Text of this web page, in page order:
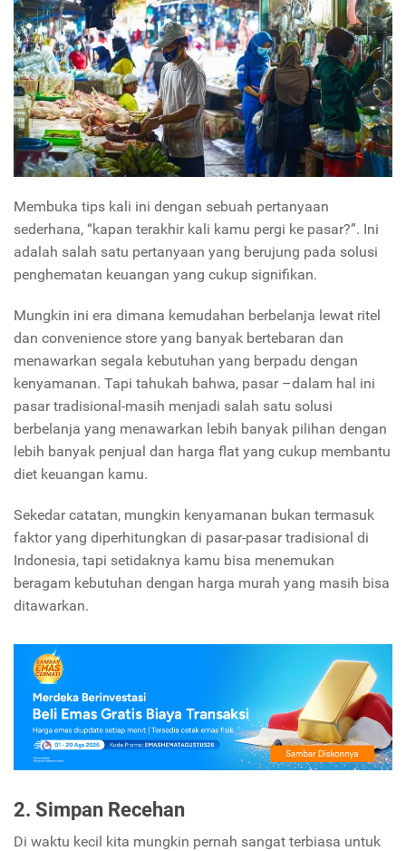
Membuka tips kali ini dengan sebuah pertanyaan
sederhana, “kapan terakhir kali kamu pergi ke pasar?”. Ini
adalah salah satu pertanyaan yang berujung pada solusi
penghematan keuangan yang cukup signifikan.
Mungkin ini era dimana kemudahan berbelanja lewat ritel
dan convenience store yang banyak bertebaran dan
menawarkan segala kebutuhan yang berpadu dengan
kenyamanan. Tapi tahukah bahwa, pasar –dalam hal ini
pasar tradisional-masih menjadi salah satu solusi
berbelanja yang menawarkan lebih banyak pilihan dengan
lebih banyak penjual dan harga flat yang cukup membantu
diet keuangan kamu.
Sekedar catatan, mungkin kenyamanan bukan termasuk
faktor yang diperhitungkan di pasar-pasar tradisional di
Indonesia, tapi setidaknya kamu bisa menemukan
beragam kebutuhan dengan harga murah yang masih bisa
ditawarkan.
2. Simpan Recehan
Di waktu kecil kita mungkin pernah sangat terbiasa untuk